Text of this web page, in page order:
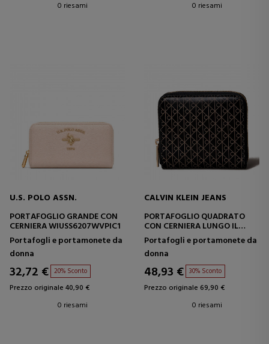
0 riesami
0 riesami
U.S. POLO ASSN.
PORTAFOGLIO GRANDE CON
CERNIERA WIUSS6207WVPIC1
Portafogli e portamonete da
donna
32,72 € 20% Sconto
Prezzo originale 40,90 €
0 riesami
CALVIN KLEIN JEANS
PORTAFOGLIO QUADRATO
CON CERNIERA LUNGO IL
PERIMETRO, PROTEZIONE
RFID E LOGO
Portafogli e portamonete da
donna
48,93 € 30% Sconto
Prezzo originale 69,90 €
0 riesami